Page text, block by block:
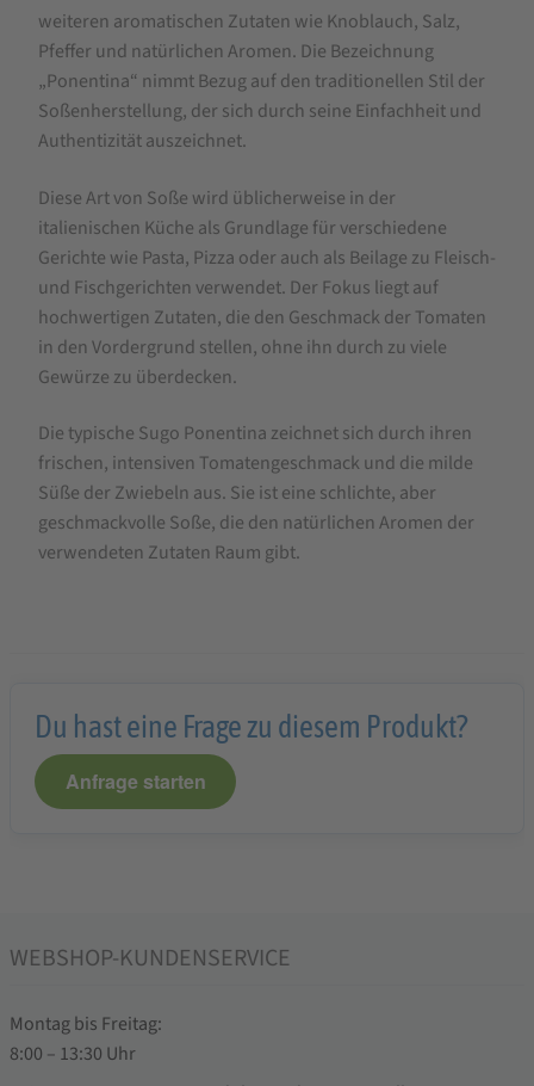
g
weiteren aromatischen Zutaten wie Knoblauch, Salz,
Pfeffer und natürlichen Aromen. Die Bezeichnung
„Ponentina“ nimmt Bezug auf den traditionellen Stil der
Soßenherstellung, der sich durch seine Einfachheit und
Authentizität auszeichnet.
Diese Art von Soße wird üblicherweise in der
italienischen Küche als Grundlage für verschiedene
Gerichte wie Pasta, Pizza oder auch als Beilage zu Fleisch-
und Fischgerichten verwendet. Der Fokus liegt auf
hochwertigen Zutaten, die den Geschmack der Tomaten
in den Vordergrund stellen, ohne ihn durch zu viele
Gewürze zu überdecken.
Die typische Sugo Ponentina zeichnet sich durch ihren
frischen, intensiven Tomatengeschmack und die milde
Süße der Zwiebeln aus. Sie ist eine schlichte, aber
geschmackvolle Soße, die den natürlichen Aromen der
verwendeten Zutaten Raum gibt.
Du hast eine Frage zu diesem Produkt?
Anfrage starten
WEBSHOP-KUNDENSERVICE
Montag bis Freitag:
8:00 – 13:30 Uhr